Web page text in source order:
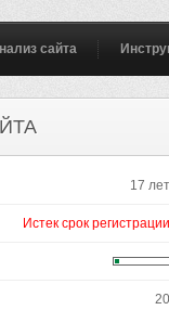
сайта
17 лет
Истек срок регистрации
20